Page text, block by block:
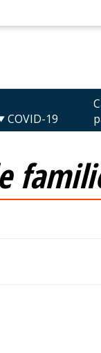
COVID-19